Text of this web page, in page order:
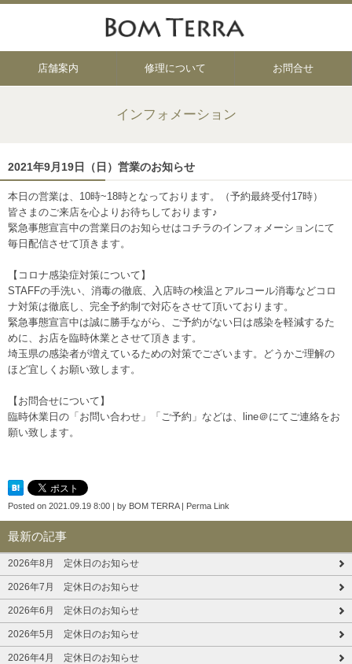
店舗案内 修理について お問合せ
インフォメーション
2021年9月19日（日）営業のお知らせ
本日の営業は、10時~18時となっております。（予約最終受付17時）
皆さまのご来店を心よりお待ちしております♪
緊急事態宣言中の営業日のお知らせはコチラのインフォメーションにて
毎日配信させて頂きます。
【コロナ感染症対策について】
STAFFの手洗い、消毒の徹底、入店時の検温とアルコール消毒などコロ
ナ対策は徹底し、完全予約制で対応をさせて頂いております。
緊急事態宣言中は誠に勝手ながら、ご予約がない日は感染を軽減するた
めに、お店を臨時休業とさせて頂きます。
埼玉県の感染者が増えているための対策でございます。どうかご理解の
ほど宜しくお願い致します。
【お問合せについて】
臨時休業日の「お問い合わせ」「ご予約」などは、line＠にてご連絡をお
願い致します。
Posted on 2021.09.19 8:00 | by BOM TERRA| Perma Link
最新の記事
2026年8月 定休日のお知らせ
2026年7月 定休日のお知らせ
2026年6月 定休日のお知らせ
2026年5月 定休日のお知らせ
2026年4月 定休日のお知らせ